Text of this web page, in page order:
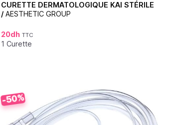
CURETTE DERMATOLOGIQUE KAI STÉRILE
/ AESTHETIC GROUP
20dh TTC
1 Curette
-50%